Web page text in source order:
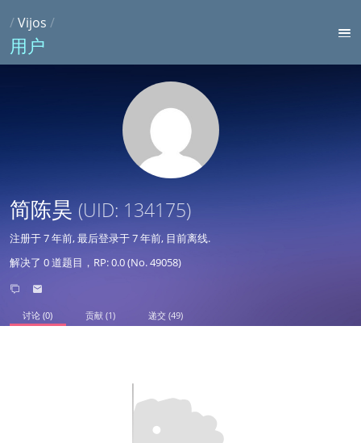
/Vijos /
用户
简陈昊 (UID: 134175)
注册于7 年前, 最后登录于7 年前, 目前离线.
解决了 0 道题目，RP: 0.0 (No. 49058)
讨论 (0) 贡献 (1) 递交 (49)